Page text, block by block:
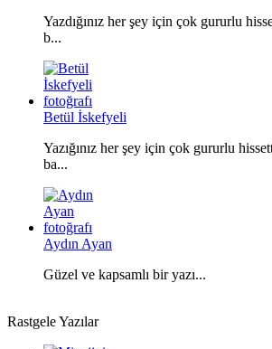
Yazdığınız her şey için çok gururlu
b...
Betül İskefyeli
Yazığınız her şey için çok gururlu
ba...
Aydın Ayan
Güzel ve kapsamlı bir yazı...
Rastgele Yazılar